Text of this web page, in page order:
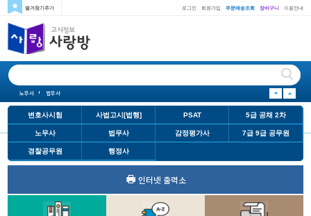
즐겨찾기추가 로그인 회원가입 주문배송조회 장바구니 이용안내
노무사
법무사
노무사
법무사
변호사시험
LEET 사법고시
변호사시험 사법고시[법행] PSAT 5급 공채 2차
노무사 법무사 감정평가사 7급 9급 공무원
경찰공무원 행정사
인터넷 출력소